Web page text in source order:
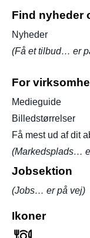
Find nyheder
Nyheder
(Få et tilbud… er
For
Medieguide
Billedstørrelser
Få mest ud af dit
(Markedsplads…
Jobsektion
(Jobs… er på vej)
Ikoner